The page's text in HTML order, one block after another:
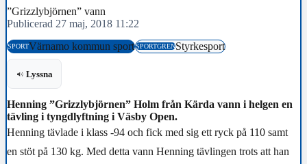
”Grizzlybjörnen” vann
Publicerad 27 maj, 2018 11:22
SPORTVärnamo kommun sportSPORTGRENStyrkesport
Lyssna
Henning ”Grizzlybjörnen” Holm från Kärda vann i helgen en
tävling i tyngdlyftning i Väsby Open.
Henning tävlade i klass -94 och fick med sig ett ryck på 110 samt
en stöt på 130 kg. Med detta vann Henning tävlingen trots att han